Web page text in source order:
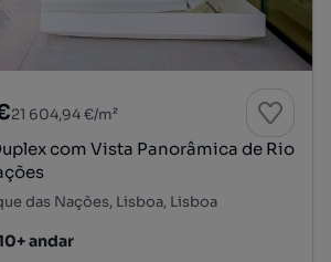
21 604,94 €/m²
com Vista Panorâmica de Rio
das Nações, Lisboa, Lisboa
andar